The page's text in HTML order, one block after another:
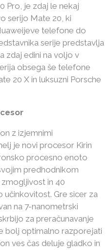
Pro, je zdaj le nekaj
serijo Mate 20, ki
telefone do
serije predstavlja
zdaj edini na voljo v
obsega še telefone
20 X in luksuzni Porsche
z izjemnimi
je novi procesor Kirin
procesno enoto
predhodnikom
in 40
Gre sicer za
na 7-nanometrski
za preračunavanje
bolj optimalno razporejati
ves čas deluje gladko in